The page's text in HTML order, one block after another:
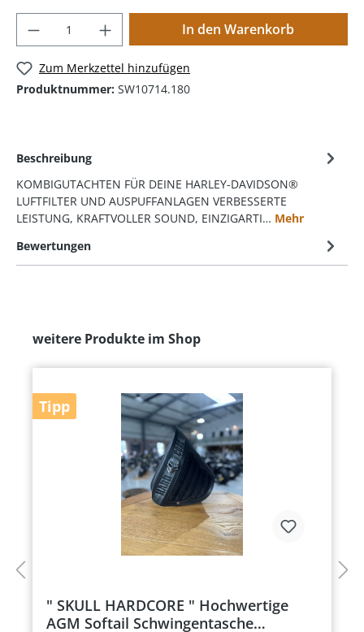
In den Warenkorb
Zum Merkzettel hinzufügen
Produktnummer: SW10714.180
Beschreibung
KOMBIGUTACHTEN FÜR DEINE HARLEY-DAVIDSON®
LUFTFILTER UND AUSPUFFANLAGEN VERBESSERTE
LEISTUNG, KRAFTVOLLER SOUND, EINZIGARTI… Mehr
Bewertungen
weitere Produkte im Shop
Tipp
" SKULL HARDCORE " Hochwertige
AGM Softail Schwingentasche